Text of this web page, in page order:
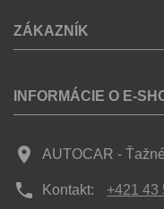
ZÁKAZNÍK
INFORMÁCIE O E-
place AUTOCAR -
phone Kontakt: +421 43